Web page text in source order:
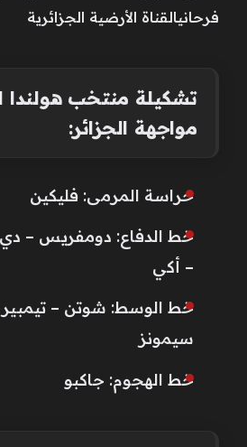
فرحانيالقناة الأرضية الجزائرية
تشكيلة منتخب هولندا
مواجهة الجزائر:
حراسة المرمى: فليكين
خط الدفاع: دومفريس –
– أكي
خط الوسط: شوتن – تيمبير
سيمونز
خط الهجوم: جاكبو